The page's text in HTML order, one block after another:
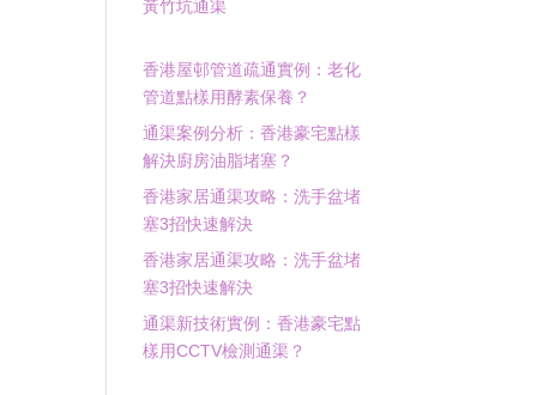
黃竹坑通渠
香港屋邨管道疏通實例：老化
管道點樣用酵素保養？
通渠案例分析：香港豪宅點樣
解決廚房油脂堵塞？
香港家居通渠攻略：洗手盆堵
塞3招快速解決
香港家居通渠攻略：洗手盆堵
塞3招快速解決
通渠新技術實例：香港豪宅點
樣用CCTV檢測通渠？